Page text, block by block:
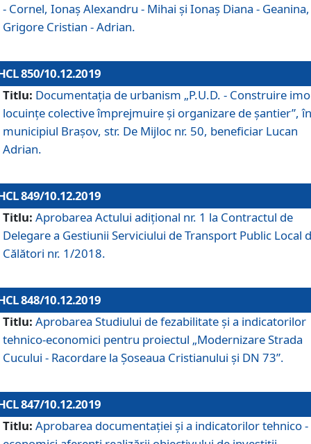
- Cornel, Ionaş Alexandru - Mihai şi Ionaş Diana - Geanina,
Grigore Cristian - Adrian.
850/10.12.2019
Titlu: Documentaţia de urbanism „P.U.D. - Construire
locuințe colective împrejmuire și organizare de șantier”, în
municipiul Braşov, str. De Mijloc nr. 50, beneficiar Lucan
Adrian.
849/10.12.2019
Titlu: Aprobarea Actului adiţional nr. 1 la Contractul de
Delegare a Gestiunii Serviciului de Transport Public Local
Călători nr. 1/2018.
848/10.12.2019
Titlu: Aprobarea Studiului de fezabilitate şi a indicatorilor
tehnico-economici pentru proiectul „Modernizare Strada
Cucului - Racordare la Șoseaua Cristianului și DN 73”.
847/10.12.2019
Titlu: Aprobarea documentației și a indicatorilor tehnico -